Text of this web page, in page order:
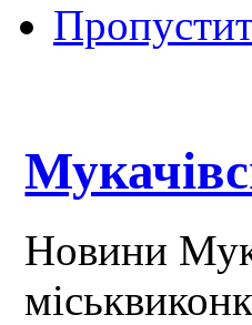
Новини